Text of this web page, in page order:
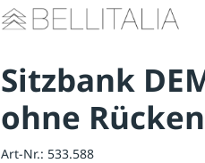
Sitzbank
ohne
Art-Nr.: 533.588